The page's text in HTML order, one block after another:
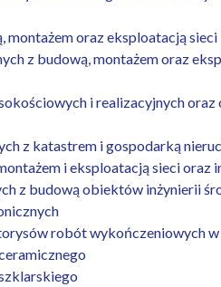
oraz eksploatacją
z budową, montażem oraz
i realizacyjnych
z katastrem i gospodarką
i eksploatacją sieci oraz
z budową obiektów inżynierii
robót wykończeniowych